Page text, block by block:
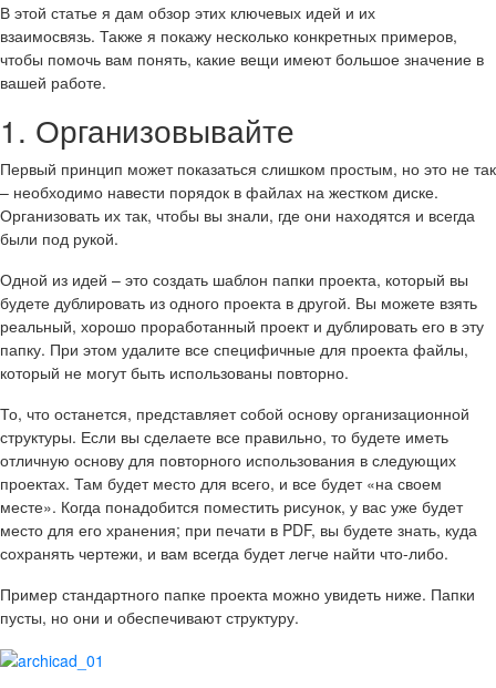
В этой статье я дам обзор этих ключевых идей и их
взаимосвязь. Также я покажу несколько конкретных примеров,
чтобы помочь вам понять, какие вещи имеют большое значение в
вашей работе.
1. Организовывайте
Первый принцип может показаться слишком простым, но это не так
– необходимо навести порядок в файлах на жестком диске.
Организовать их так, чтобы вы знали, где они находятся и всегда
были под рукой.
Одной из идей – это создать шаблон папки проекта, который вы
будете дублировать из одного проекта в другой. Вы можете взять
реальный, хорошо проработанный проект и дублировать его в эту
папку. При этом удалите все специфичные для проекта файлы,
который не могут быть использованы повторно.
То, что останется, представляет собой основу организационной
структуры. Если вы сделаете все правильно, то будете иметь
отличную основу для повторного использования в следующих
проектах. Там будет место для всего, и все будет «на своем
месте». Когда понадобится поместить рисунок, у вас уже будет
место для его хранения; при печати в PDF, вы будете знать, куда
сохранять чертежи, и вам всегда будет легче найти что-либо.
Пример стандартного папке проекта можно увидеть ниже. Папки
пусты, но они и обеспечивают структуру.